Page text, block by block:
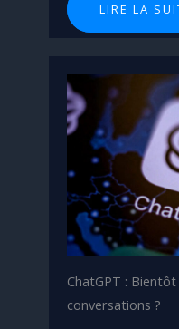
LIRE LA
ChatGPT :
conversations ?